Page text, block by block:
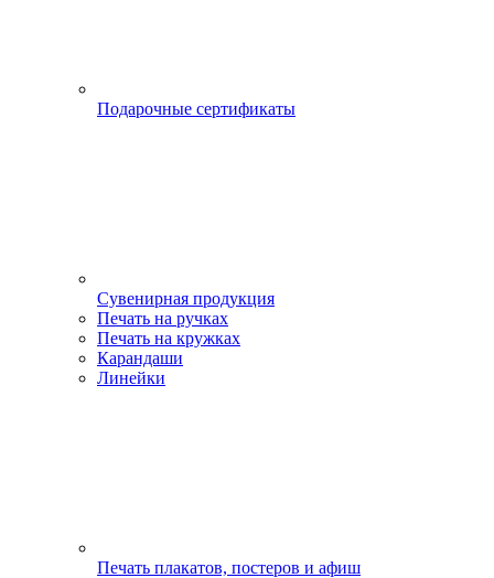
Подарочные сертификаты
Сувенирная продукция
Печать на ручках
Печать на кружках
Карандаши
Линейки
Печать плакатов, постеров и афиш